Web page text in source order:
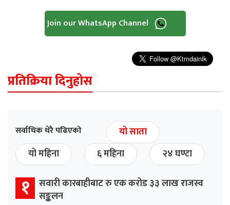
Join our WhatsApp Channel
प्रतिक्रिया दिनुहोस
सर्वाधिक धेरै पढिएको
यो साता
यो महिना
६ महिना २४ घण्टा
१ सवारी कारबाहीबाट रु एक करोड ३३ लाख राजस्व
सङ्कलन